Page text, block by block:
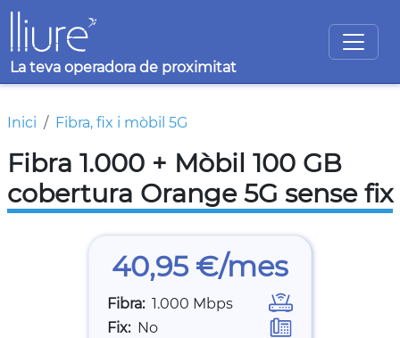
Vés al contingut
La teva operadora de proximitat
Fil d'ariadna
Inici Fibra, fix i mòbil 5G
Fibra 1.000 + Mòbil 100 GB
cobertura Orange 5G sense fix
40,95 €/mes
Fibra 1.000 Mbps
Fix
No